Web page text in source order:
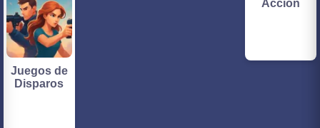
Acción
Juegos de
Disparos